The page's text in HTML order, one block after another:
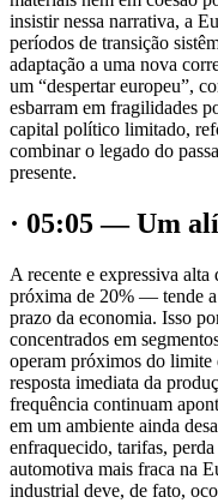
insistir nessa narrativa, a
períodos de transição
adaptação a uma nova
um “despertar europeu”,
esbarram em fragilidades
capital político limitado,
combinar o legado do
presente.
· 05:05 — Um
A recente e expressiva
próxima de 20% — tende
prazo da economia. Isso
concentrados em
operam próximos do limite
resposta imediata da
frequência continuam
em um ambiente ainda
enfraquecido, tarifas,
automotiva mais fraca na
industrial deve, de fato,